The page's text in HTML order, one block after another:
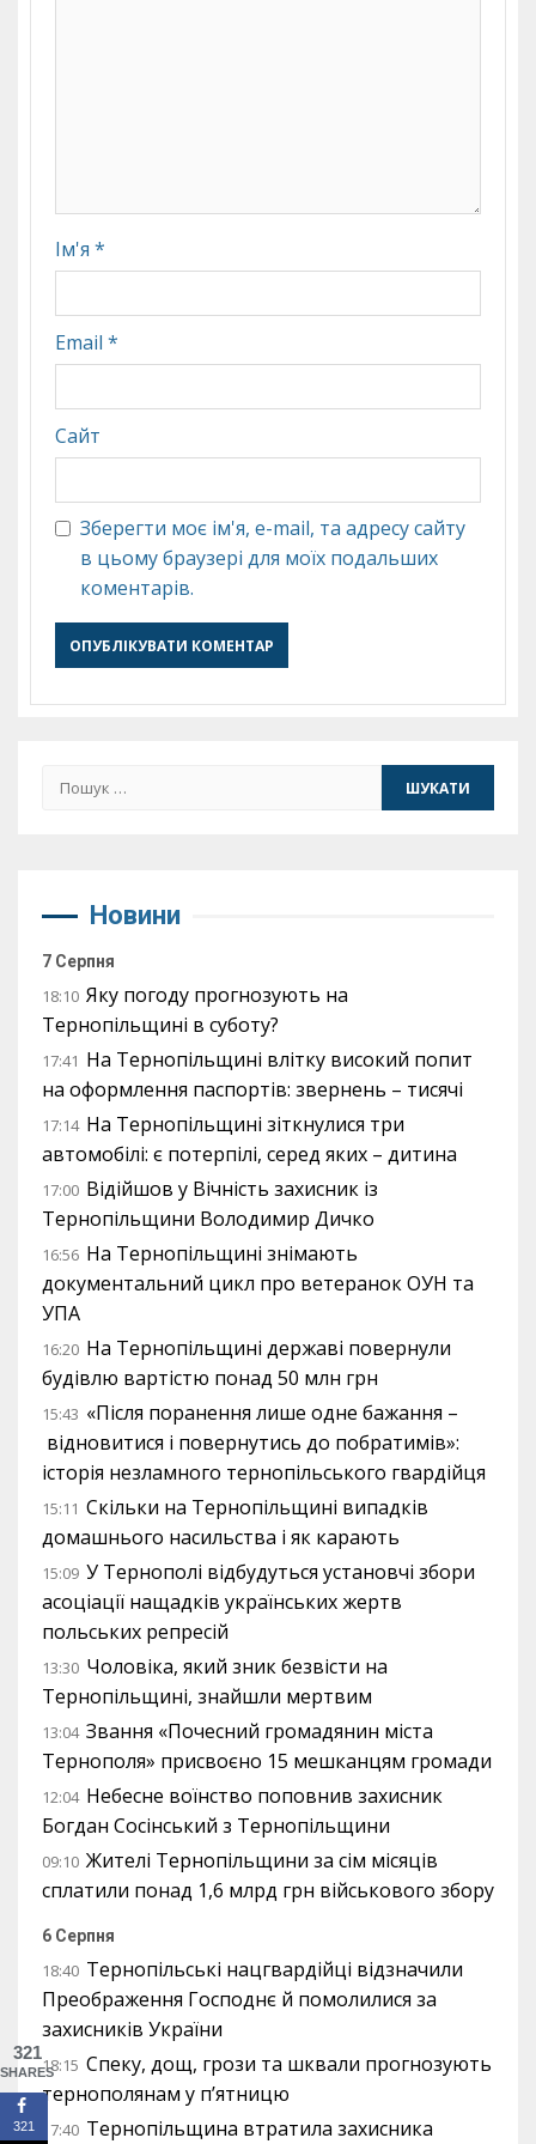
Ім'я *
Email *
Сайт
Зберегти моє ім'я, e-mail, та адресу сайту
в цьому браузері для моїх подальших
коментарів.
Пошук:
Новини
7 Серпня
18:10 Яку погоду прогнозують на
Тернопільщині в суботу?
17:41 На Тернопільщині влітку високий попит
на оформлення паспортів: звернень – тисячі
17:14 На Тернопільщині зіткнулися три
автомобілі: є потерпілі, серед яких – дитина
17:00 Відійшов у Вічність захисник із
Тернопільщини Володимир Дичко
16:56 На Тернопільщині знімають
документальний цикл про ветеранок ОУН та
УПА
16:20 На Тернопільщині державі повернули
будівлю вартістю понад 50 млн грн
15:43 «Після поранення лише одне бажання –
відновитися і повернутись до побратимів»:
історія незламного тернопільського гвардійця
15:11 Скільки на Тернопільщині випадків
домашнього насильства і як карають
15:09 У Тернополі відбудуться установчі збори
асоціації нащадків українських жертв
польських репресій
13:30 Чоловіка, який зник безвісти на
Тернопільщині, знайшли мертвим
13:04 Звання «Почесний громадянин міста
Тернополя» присвоєно 15 мешканцям громади
12:04 Небесне воїнство поповнив захисник
Богдан Сосінський з Тернопільщини
09:10 Жителі Тернопільщини за сім місяців
сплатили понад 1,6 млрд грн військового збору
6 Серпня
18:40 Тернопільські нацгвардійці відзначили
Преображення Господнє й помолилися за
захисників України
18:15 Спеку, дощ, грози та шквали прогнозують
тернополянам у п’ятницю
17:40 Тернопільщина втратила захисника
321
SHARES
321